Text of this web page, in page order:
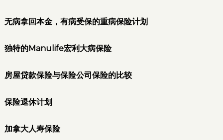
无病拿回本金，有病受保的重病保险计划
独特的Manulife宏利大病保险
房屋贷款保险与保险公司保险的比较
保险退休计划
加拿大人寿保险